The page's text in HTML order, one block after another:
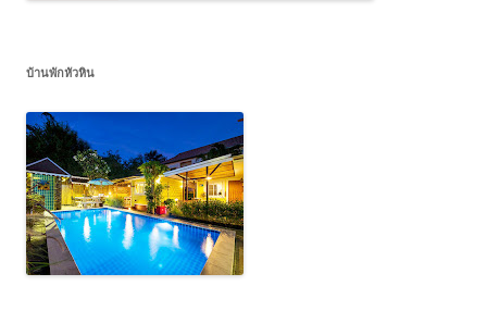
บ้านพักหัวหิน